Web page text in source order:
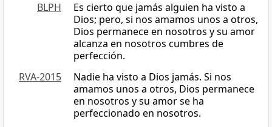
BLPH
Es cierto que jamás alguien ha visto a
Dios; pero, si nos amamos unos a otros,
Dios permanece en nosotros y su amor
alcanza en nosotros cumbres de
perfección.
RVA-2015
Nadie ha visto a Dios jamás. Si nos
amamos unos a otros, Dios permanece
en nosotros y su amor se ha
perfeccionado en nosotros.